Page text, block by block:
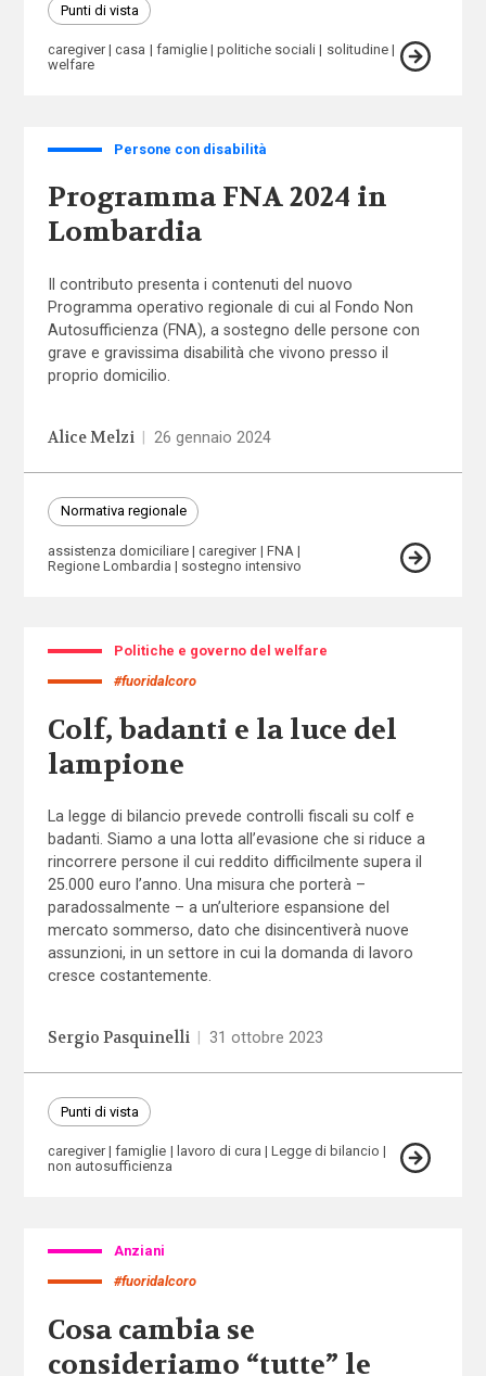
Punti di vista
caregiver casa famiglie politiche sociali
solitudine
welfare
Persone con disabilità
Programma FNA 2024 in
Lombardia
Il contributo presenta i contenuti del nuovo
Programma operativo regionale di cui al Fondo Non
Autosufficienza (FNA), a sostegno delle persone con
grave e gravissima disabilità che vivono presso il
proprio domicilio.
Alice Melzi 26 gennaio 2024
Normativa regionale
assistenza domiciliare caregiver
FNA
Regione Lombardia
sostegno intensivo
Politiche e governo del welfare
#fuoridalcoro
Colf, badanti e la luce del
lampione
La legge di bilancio prevede controlli fiscali su colf e
badanti. Siamo a una lotta all’evasione che si riduce a
rincorrere persone il cui reddito difficilmente supera il
25.000 euro l’anno. Una misura che porterà –
paradossalmente – a un’ulteriore espansione del
mercato sommerso, dato che disincentiverà nuove
assunzioni, in un settore in cui la domanda di lavoro
cresce costantemente.
Sergio Pasquinelli 31 ottobre 2023
Punti di vista
caregiver famiglie lavoro di cura
Legge di bilancio
non autosufficienza
Anziani
#fuoridalcoro
Cosa cambia se
consideriamo “tutte” le